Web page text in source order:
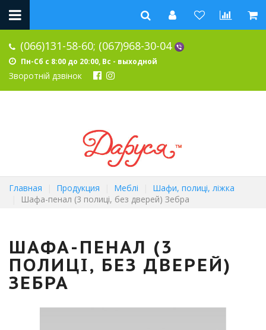
(066)131-58-60; (067)968-30-04
Пн-Сб с 8:00 до 20:00, Вс - выходной
Зворотній дзвінок
Главная Продукция Меблі
Шафи, полиці, ліжка
Шафа-пенал (3 полиці, без дверей) Зебра
ШАФА-ПЕНАЛ (3
ПОЛИЦІ, БЕЗ ДВЕРЕЙ)
ЗЕБРА